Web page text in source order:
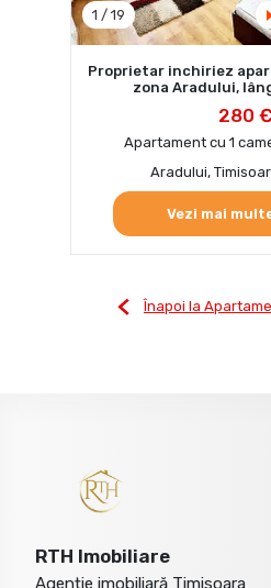
1 / 19
Proprietar inchiriez
zona Aradului,
280 €
Apartament cu 1
Aradului,
Vezi mai
Înapoi la
RTH Imobiliare
Agenție imobiliară Timisoara